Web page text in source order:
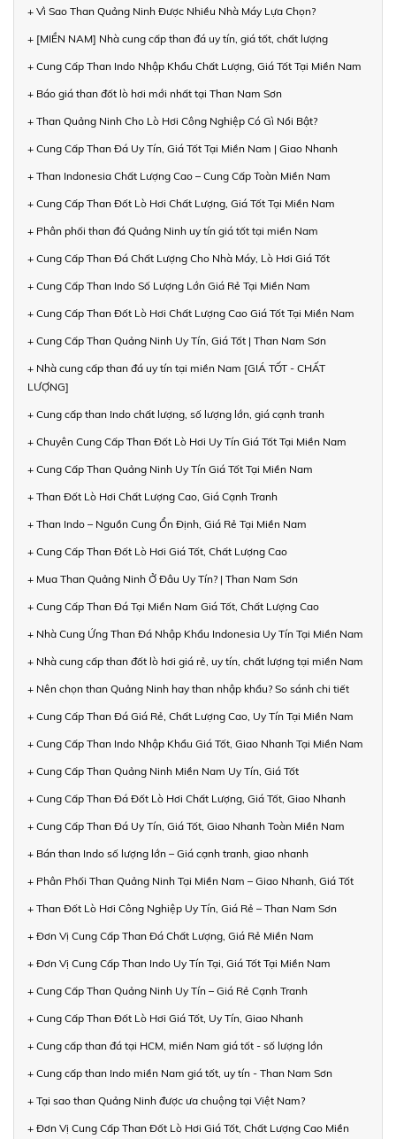
+ Vì Sao Than Quảng Ninh Được Nhiều Nhà Máy Lựa Chọn?
+ [MIỀN NAM] Nhà cung cấp than đá uy tín, giá tốt, chất lượng
+ Cung Cấp Than Indo Nhập Khẩu Chất Lượng, Giá Tốt Tại Miền Nam
+ Báo giá than đốt lò hơi mới nhất tại Than Nam Sơn
+ Than Quảng Ninh Cho Lò Hơi Công Nghiệp Có Gì Nổi Bật?
+ Cung Cấp Than Đá Uy Tín, Giá Tốt Tại Miền Nam | Giao Nhanh
+ Than Indonesia Chất Lượng Cao – Cung Cấp Toàn Miền Nam
+ Cung Cấp Than Đốt Lò Hơi Chất Lượng, Giá Tốt Tại Miền Nam
+ Phân phối than đá Quảng Ninh uy tín giá tốt tại miền Nam
+ Cung Cấp Than Đá Chất Lượng Cho Nhà Máy, Lò Hơi Giá Tốt
+ Cung Cấp Than Indo Số Lượng Lớn Giá Rẻ Tại Miền Nam
+ Cung Cấp Than Đốt Lò Hơi Chất Lượng Cao Giá Tốt Tại Miền Nam
+ Cung Cấp Than Quảng Ninh Uy Tín, Giá Tốt | Than Nam Sơn
+ Nhà cung cấp than đá uy tín tại miền Nam [GIÁ TỐT - CHẤT
LƯỢNG]
+ Cung cấp than Indo chất lượng, số lượng lớn, giá cạnh tranh
+ Chuyên Cung Cấp Than Đốt Lò Hơi Uy Tín Giá Tốt Tại Miền Nam
+ Cung Cấp Than Quảng Ninh Uy Tín Giá Tốt Tại Miền Nam
+ Than Đốt Lò Hơi Chất Lượng Cao, Giá Cạnh Tranh
+ Than Indo – Nguồn Cung Ổn Định, Giá Rẻ Tại Miền Nam
+ Cung Cấp Than Đốt Lò Hơi Giá Tốt, Chất Lượng Cao
+ Mua Than Quảng Ninh Ở Đâu Uy Tín? | Than Nam Sơn
+ Cung Cấp Than Đá Tại Miền Nam Giá Tốt, Chất Lượng Cao
+ Nhà Cung Ứng Than Đá Nhập Khẩu Indonesia Uy Tín Tại Miền Nam
+ Nhà cung cấp than đốt lò hơi giá rẻ, uy tín, chất lượng tại miền Nam
+ Nên chọn than Quảng Ninh hay than nhập khẩu? So sánh chi tiết
+ Cung Cấp Than Đá Giá Rẻ, Chất Lượng Cao, Uy Tín Tại Miền Nam
+ Cung Cấp Than Indo Nhập Khẩu Giá Tốt, Giao Nhanh Tại Miền Nam
+ Cung Cấp Than Quảng Ninh Miền Nam Uy Tín, Giá Tốt
+ Cung Cấp Than Đá Đốt Lò Hơi Chất Lượng, Giá Tốt, Giao Nhanh
+ Cung Cấp Than Đá Uy Tín, Giá Tốt, Giao Nhanh Toàn Miền Nam
+ Bán than Indo số lượng lớn – Giá cạnh tranh, giao nhanh
+ Phân Phối Than Quảng Ninh Tại Miền Nam – Giao Nhanh, Giá Tốt
+ Than Đốt Lò Hơi Công Nghiệp Uy Tín, Giá Rẻ – Than Nam Sơn
+ Đơn Vị Cung Cấp Than Đá Chất Lượng, Giá Rẻ Miền Nam
+ Đơn Vị Cung Cấp Than Indo Uy Tín Tại, Giá Tốt Tại Miền Nam
+ Cung Cấp Than Quảng Ninh Uy Tín – Giá Rẻ Cạnh Tranh
+ Cung Cấp Than Đốt Lò Hơi Giá Tốt, Uy Tín, Giao Nhanh
+ Cung cấp than đá tại HCM, miền Nam giá tốt - số lượng lớn
+ Cung cấp than Indo miền Nam giá tốt, uy tín - Than Nam Sơn
+ Tại sao than Quảng Ninh được ưa chuộng tại Việt Nam?
+ Đơn Vị Cung Cấp Than Đốt Lò Hơi Giá Tốt, Chất Lượng Cao Miền